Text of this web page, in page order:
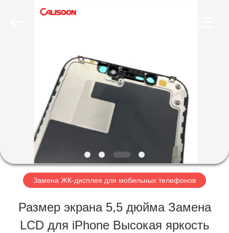
СТРАНИЦА
ПРОДУКЦИЯ
РОЛИКИ
КОМПАНИИ
Замена ЖК-дисплея для мобильных телефонов
Размер экрана 5,5 дюйма Замена
LCD для iPhone Высокая яркость